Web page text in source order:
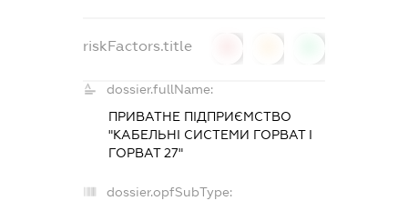
riskFactors.title
dossier.fullName:
ПРИВАТНЕ ПІДПРИЄМСТВО
"КАБЕЛЬНІ СИСТЕМИ ГОРВАТ І
ГОРВАТ 27"
dossier.opfSubType: